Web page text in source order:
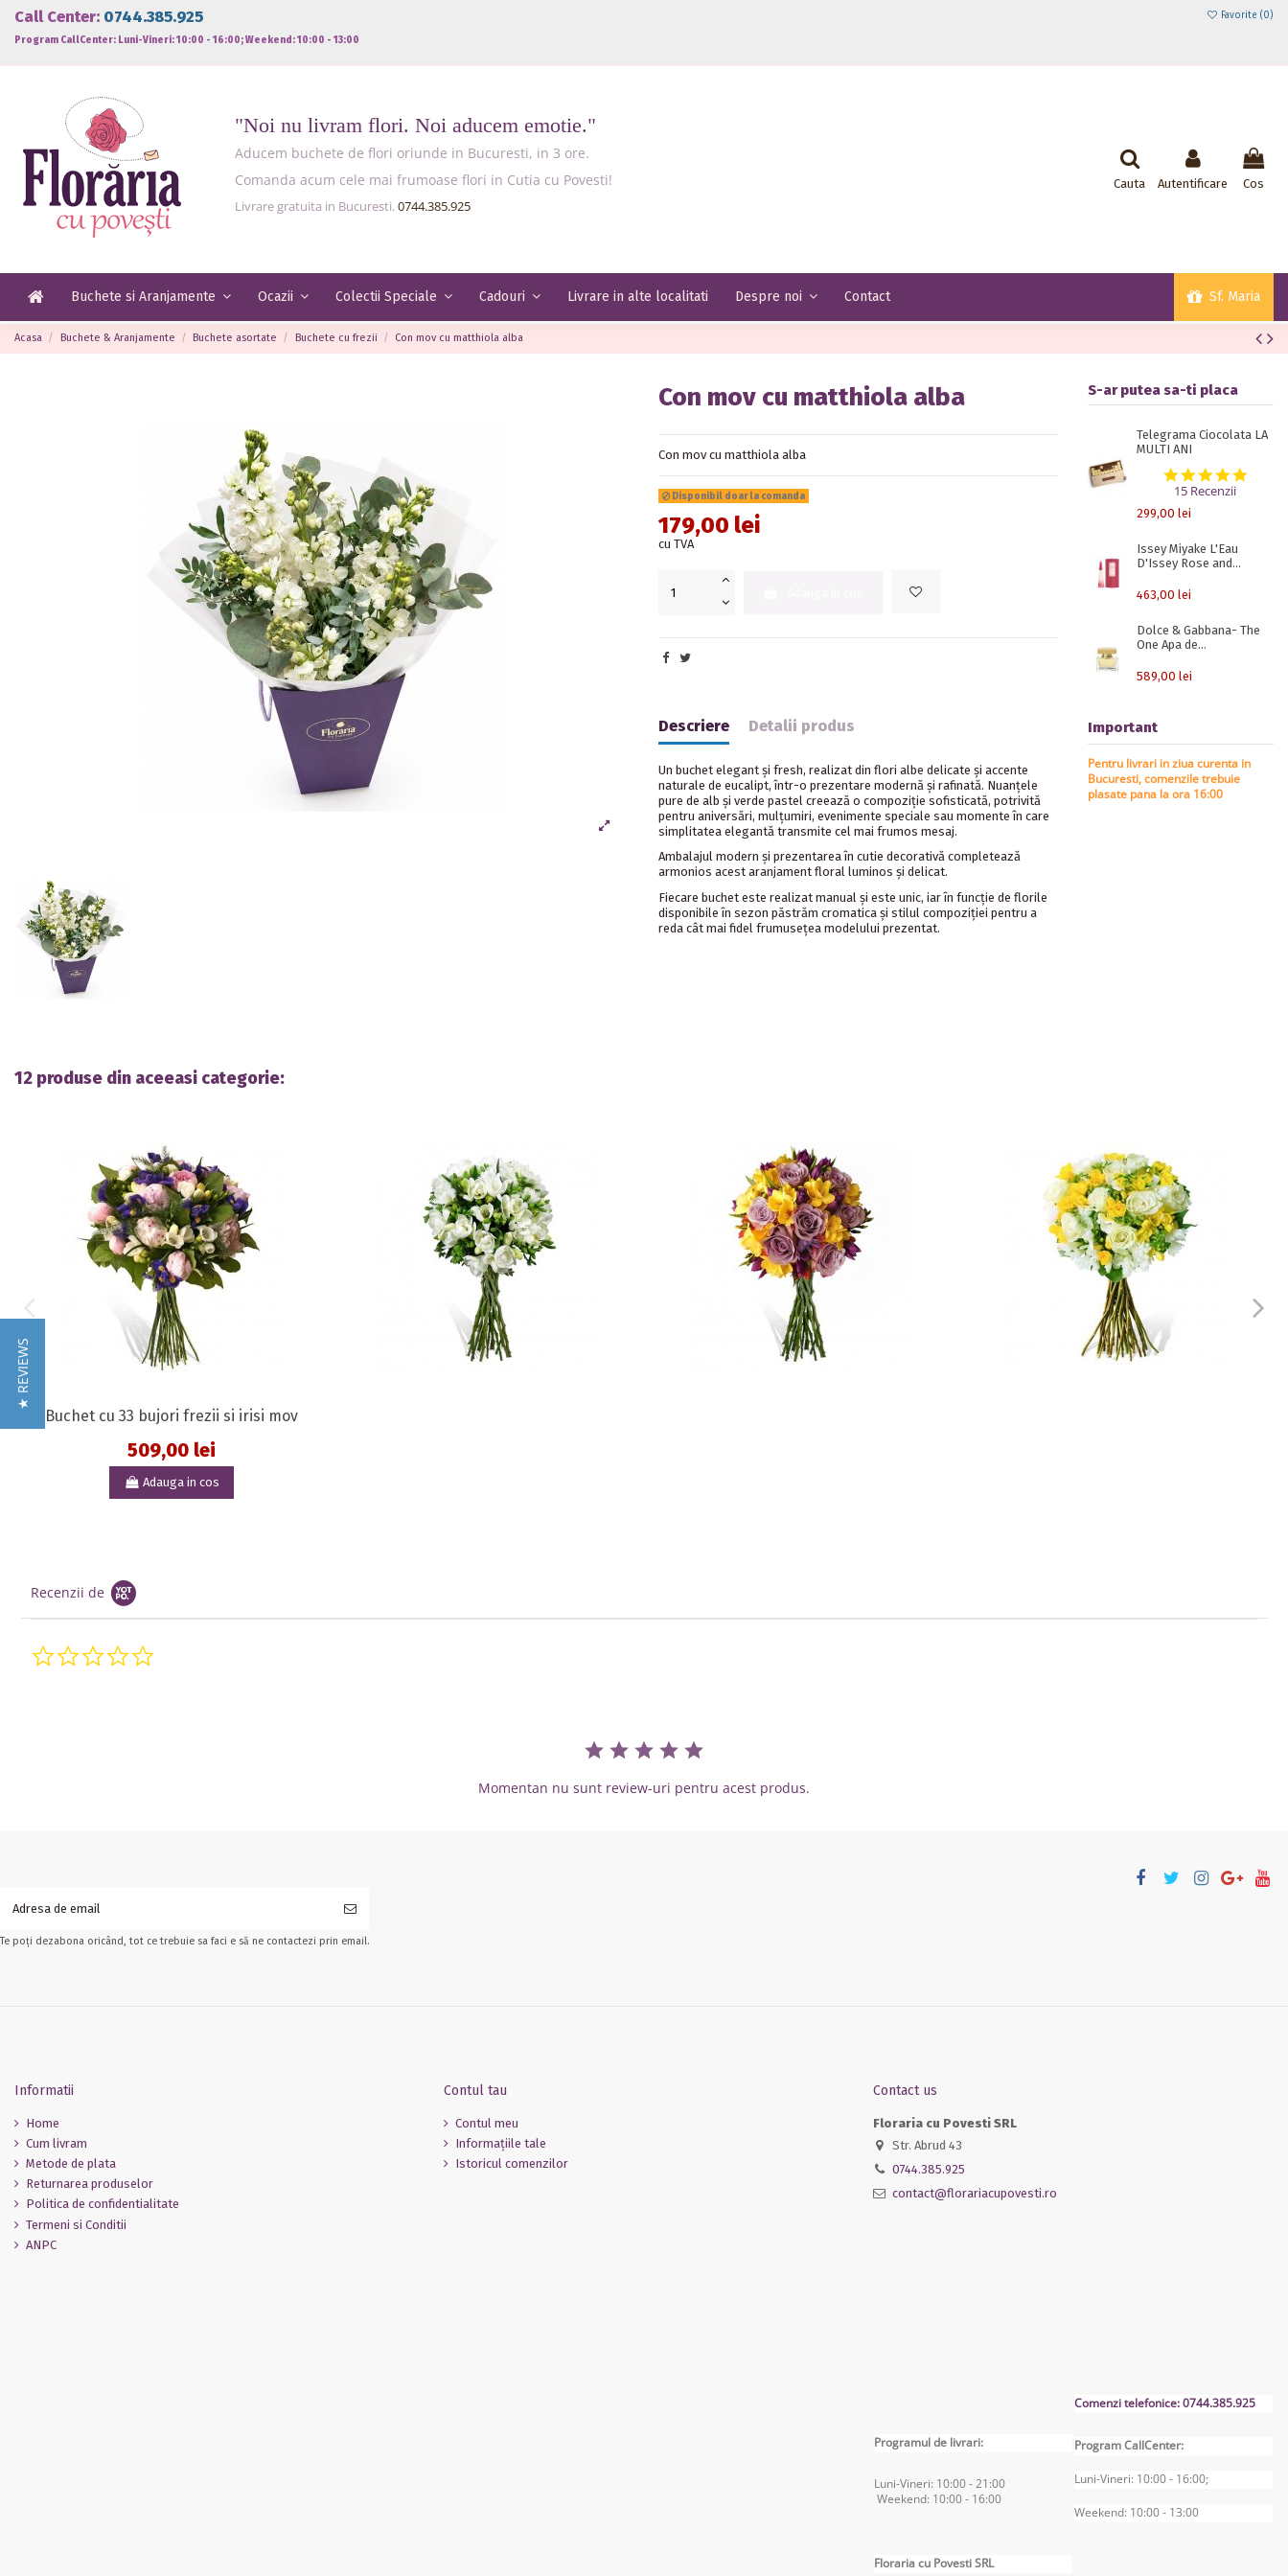
Call Center: 0744.385.925
Program CallCenter: Luni-Vineri: 10:00 - 16:00; Weekend: 10:00 - 13:00
Favorite (0)
"Noi nu livram flori. Noi aducem emotie."
Aducem buchete de flori oriunde in Bucuresti, in 3 ore.
Comanda acum cele mai frumoase flori in Cutia cu Povesti!
Livrare gratuita in Bucuresti. 0744.385.925
Cauta Autentificare Cos
Buchete si Aranjamente Ocazii Colectii Speciale Cadouri Livrare in alte localitati Despre noi Contact Sf. Maria
Acasa Buchete & Aranjamente Buchete asortate Buchete cu frezii Con mov cu matthiola alba
Con mov cu matthiola alba
Con mov cu matthiola alba
Disponibil doar la comanda
179,00 lei
cu TVA
Descriere Detalii produs
Un buchet elegant și fresh, realizat din flori albe delicate și accente
naturale de eucalipt, într-o prezentare modernă și rafinată. Nuanțele
pure de alb și verde pastel creează o compoziție sofisticată, potrivită
pentru aniversări, mulțumiri, evenimente speciale sau momente în care
simplitatea elegantă transmite cel mai frumos mesaj.
Ambalajul modern și prezentarea în cutie decorativă completează
armonios acest aranjament floral luminos și delicat.
Fiecare buchet este realizat manual și este unic, iar în funcție de florile
disponibile în sezon păstrăm cromatica și stilul compoziției pentru a
reda cât mai fidel frumusețea modelului prezentat.
S-ar putea sa-ti placa
Telegrama Ciocolata LA
MULTI ANI
5.0
15 Recenzii
299,00 lei
Issey Miyake L'Eau
D'Issey Rose and...
463,00 lei
Dolce & Gabbana- The
One Apa de...
589,00 lei
Important
Pentru livrari in ziua curenta in
Bucuresti, comenzile trebuie
plasate pana la ora 16:00
12 produse din aceeasi categorie:
Buchet cu 33 bujori frezii si irisi mov
509,00 lei
Adauga in cos
Recenzii de
0.0 star rating
Momentan nu sunt review-uri pentru acest produs.
Te poți dezabona oricând, tot ce trebuie sa faci e să ne contactezi prin email.
Informatii
Home
Cum livram
Metode de plata
Returnarea produselor
Politica de confidentialitate
Termeni si Conditii
ANPC
Contul tau
Contul meu
Informaţiile tale
Istoricul comenzilor
Contact us
Floraria cu Povesti SRL
Str. Abrud 43
0744.385.925
contact@florariacupovesti.ro
Programul de livrari:
Luni-Vineri: 10:00 - 21:00
Weekend: 10:00 - 16:00
Comenzi telefonice: 0744.385.925
Program CallCenter:
Luni-Vineri: 10:00 - 16:00;
Weekend: 10:00 - 13:00
Floraria cu Povesti SRL
★ REVIEWS